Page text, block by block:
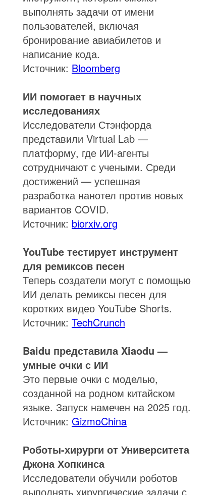
выполнять задачи от имени
пользователей, включая
бронирование авиабилетов и
написание кода.
Источник: Bloomberg
ИИ помогает в научных
исследованиях
Исследователи Стэнфорда
представили Virtual Lab —
платформу, где ИИ-агенты
сотрудничают с учеными. Среди
достижений — успешная
разработка нанотел против новых
вариантов COVID.
Источник: biorxiv.org
YouTube тестирует инструмент
для ремиксов песен
Теперь создатели могут с помощью
ИИ делать ремиксы песен для
коротких видео YouTube Shorts.
Источник: TechCrunch
Baidu представила Xiaodu —
умные очки с ИИ
Это первые очки с моделью,
созданной на родном китайском
языке. Запуск намечен на 2025 год.
Источник: GizmoChina
Роботы-хирурги от Университета
Джона Хопкинса
Исследователи обучили роботов
выполнять хирургические задачи с